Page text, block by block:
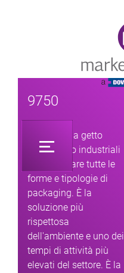
9750
Stampanti a getto
d'inchiostro industriali
per codificare tutte le
forme e tipologie di
packaging. È la
soluzione più
rispettosa
dell'ambiente e uno dei
tempi di attività più
elevati del settore. È la